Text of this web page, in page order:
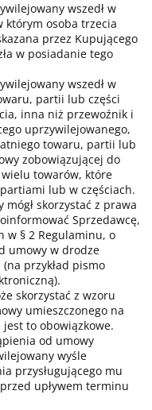
wszedł w
osoba trzecia
przez Kupującego
w posiadanie tego
wszedł w
partii lub części
inna niż przewoźnik i
uprzywilejowanego,
towaru, partii lub
zobowiązującej do
towarów, które
lub w częściach.
skorzystać z prawa
Sprzedawcę,
w § 2 Regulaminu, o
umowy w drodze
przykład pismo
skorzystać z wzoru
umieszczonego na
to obowiązkowe.
od umowy
wyśle
przysługującego mu
upływem terminu